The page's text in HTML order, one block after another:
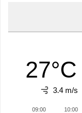
27°C
3.4 m/s
09:00 10:00